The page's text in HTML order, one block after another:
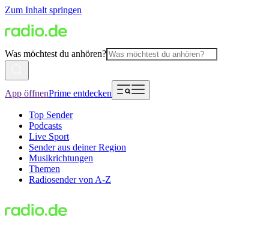
Zum Inhalt springen
Was möchtest du anhören?
App öffnenPrime entdecken
Top Sender
Podcasts
Live Sport
Sender aus deiner Region
Musikrichtungen
Themen
Radiosender von A-Z